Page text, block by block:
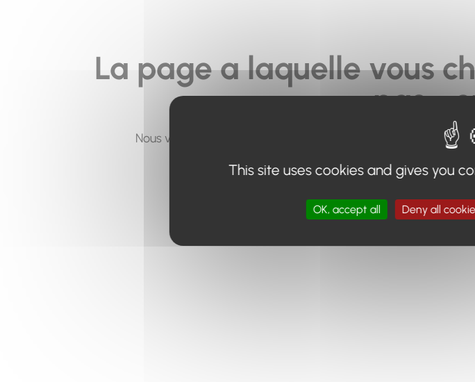
La page a laquelle vous
pas...
Nous vous invitons à utiliser le moteur de recherche en haut
Retour à
This site uses cookies and gives you
OK, accept all Deny all